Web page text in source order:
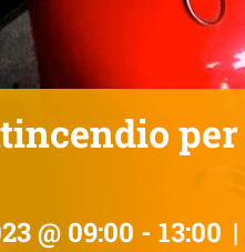
@ 09:00 - 13:00 |